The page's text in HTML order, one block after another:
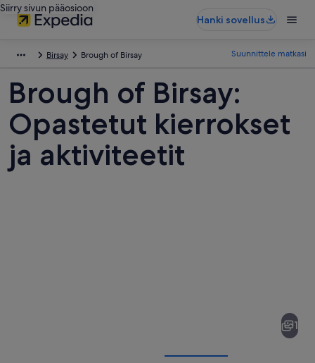
Siirry sivun pääosioon
Hanki sovellus
Birsay Brough of Birsay Suunnittele matkasi
Brough of Birsay:
Opastetut kierrokset
ja aktiviteetit
1